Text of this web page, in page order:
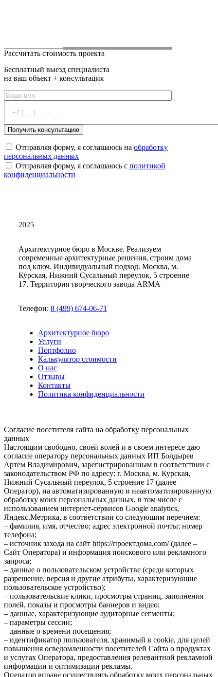
Рассчитать стоимость проекта
Бесплатный выезд специалиста
на ваш объект + консультация
Отправляя форму, я соглашаюсь на обработку
персональных данных
Отправляя форму, я соглашаюсь с политикой
конфиденциальности
2025
Архитектурное бюро в Москве. Реализуем
современные архитектурные решения, строим дома
под ключ. Индивидуальный подход. Москва, м.
Курская, Нижний Сусальный переулок, 5 строение
17. Территория творческого завода ARMA
Телефон: 8 (499) 674-06-71
Архитектурное бюро
Услуги
Портфолио
Калькулятор стоимости
О нас
Отзывы
Контакты
Политика конфиденциальности
Согласие посетителя сайта на обработку персональных
данных
Настоящим свободно, своей волей и в своем интересе даю
согласие оператору персональных данных ИП Болдырев
Артем Владимирович, зарегистрированным в соответствии с
законодательством РФ по адресу: г. Москва, м. Курская,
Нижний Сусальный переулок, 5 строение 17 (далее –
Оператор), на автоматизированную и неавтоматизированную
обработку моих персональных данных, в том числе с
использованием интернет-сервисов Google analytics,
Яндекс.Метрика, в соответствии со следующим перечнем:
– фамилия, имя, отчество; адрес электронной почты; номер
телефона;
– источник захода на сайт https://проектдома.com/ (далее –
Сайт Оператора) и информация поискового или рекламного
запроса;
– данные о пользовательском устройстве (среди которых
разрешение, версия и другие атрибуты, характеризующие
пользовательское устройство);
– пользовательские клики, просмотры страниц, заполнения
полей, показы и просмотры баннеров и видео;
– данные, характеризующие аудиторные сегменты;
– параметры сессии;
– данные о времени посещения;
– идентификатор пользователя, хранимый в cookie, для целей
повышения осведомленности посетителей Сайта о продуктах
и услугах Оператора, предоставления релевантной рекламной
информации и оптимизации рекламы.
Оператор вправе осуществлять обработку моих персональных